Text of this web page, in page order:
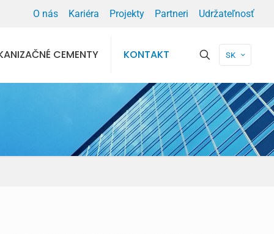
O nás Kariéra Projekty Partneri Udržateľnosť
CEMENTY KONTAKT SK